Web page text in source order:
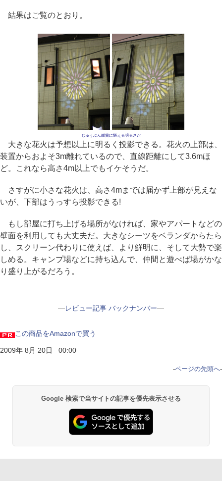
結果はご覧のとおり。
じゅうぶん鑑賞に堪える明るさだ
大きな花火は予想以上に明るく投影できる。花火の上部は、
装置からおよそ3m離れているので、直線距離にして3.6mほ
ど。これなら高さ4m以上でもイケそうだ。
さすがに小さな花火は、高さ4mまでは届かず上部が見えな
いが、下部はうっすら投影できる!
もし部屋に打ち上げる場所がなければ、家やアパートなどの
壁面を利用しても大丈夫だ。大きなシーツをベランダからたら
し、スクリーン代わりに使えば、より鮮明に、そして大勢で楽
しめる。キャンプ場などに持ち込んで、仲間と遊べば場がかな
り盛り上がるだろう。
―レビュー記事 バックナンバー―
この商品をAmazonで買う
2009年 8月 20日 00:00
-ページの先頭へ-
Google 検索で当サイトの記事を優先表示させる